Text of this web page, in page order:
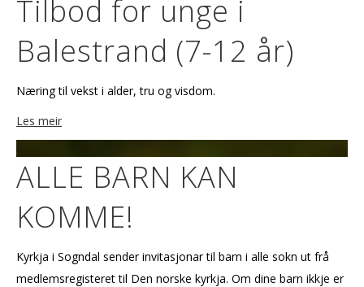
Tilbod for unge i
Balestrand (7-12 år)
Næring til vekst i alder, tru og visdom.
Les meir
ALLE BARN KAN
KOMME!
Kyrkja i Sogndal sender invitasjonar til barn i alle sokn ut frå
medlemsregisteret til Den norske kyrkja. Om dine barn ikkje er